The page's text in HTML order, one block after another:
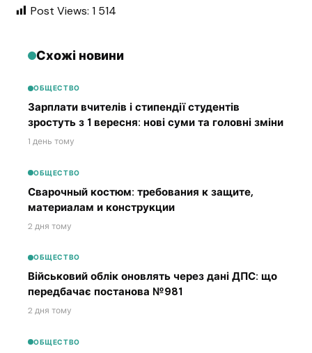
Post Views: 1 514
Схожі новини
ОБЩЕСТВО
Зарплати вчителів і стипендії студентів
зростуть з 1 вересня: нові суми та головні зміни
1 день тому
ОБЩЕСТВО
Сварочный костюм: требования к защите,
материалам и конструкции
2 дня тому
ОБЩЕСТВО
Військовий облік оновлять через дані ДПС: що
передбачає постанова №981
2 дня тому
ОБЩЕСТВО